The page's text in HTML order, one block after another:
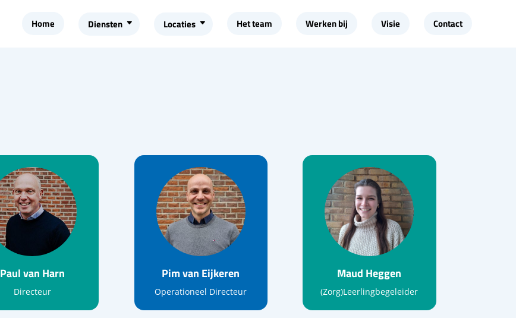
Home Diensten Locaties Het team Werken bij Visie Contact
Paul van Harn
Directeur
Pim van Eijkeren
Operationeel Directeur
Maud Heggen
(Zorg)Leerlingbegeleider